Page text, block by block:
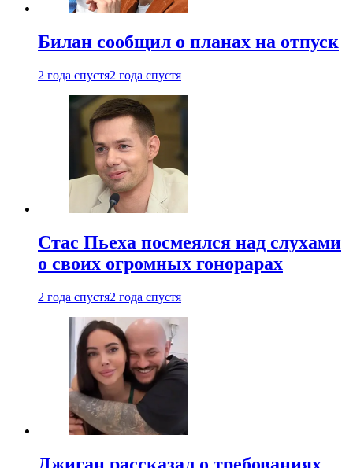
Билан сообщил о планах на отпуск
2 года спустя2 года спустя
Стас Пьеха посмеялся над слухами
о своих огромных гонорарах
2 года спустя2 года спустя
Джиган рассказал о требованиях